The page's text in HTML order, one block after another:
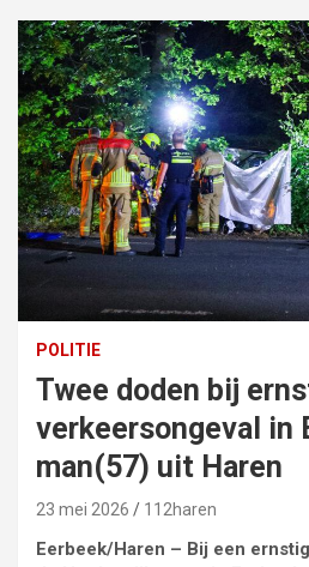
POLITIE
Twee doden bij
verkeersongeval in
man(57) uit Haren
23 mei 2026 112haren
Eerbeek/Haren – Bij een